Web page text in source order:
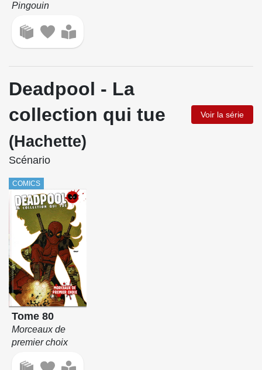
Pingouin
Deadpool - La
collection qui tue
(Hachette)
Voir la série
Scénario
COMICS
Tome 80
Morceaux de
premier choix